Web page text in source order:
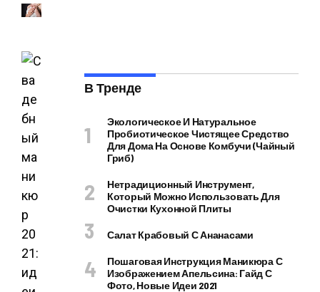
В Тренде
Экологическое И Натуральное
Пробиотическое Чистящее Средство
Для Дома На Основе Комбучи (чайный
Гриб)
Нетрадиционный Инструмент,
Который Можно Использовать Для
Очистки Кухонной Плиты
Салат Крабовый С Ананасами
Пошаговая Инструкция Маникюра С
Изображением Апельсина: Гайд С
Фото, Новые Идеи 2021